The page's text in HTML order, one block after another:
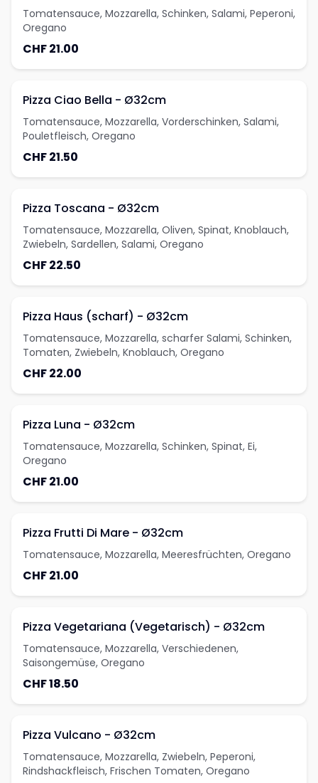
Tomatensauce, Mozzarella, Schinken, Salami, Peperoni,
Oregano
CHF 21.00
Pizza Ciao Bella - Ø32cm
Tomatensauce, Mozzarella, Vorderschinken, Salami,
Pouletfleisch, Oregano
CHF 21.50
Pizza Toscana - Ø32cm
Tomatensauce, Mozzarella, Oliven, Spinat, Knoblauch,
Zwiebeln, Sardellen, Salami, Oregano
CHF 22.50
Pizza Haus (scharf) - Ø32cm
Tomatensauce, Mozzarella, scharfer Salami, Schinken,
Tomaten, Zwiebeln, Knoblauch, Oregano
CHF 22.00
Pizza Luna - Ø32cm
Tomatensauce, Mozzarella, Schinken, Spinat, Ei,
Oregano
CHF 21.00
Pizza Frutti Di Mare - Ø32cm
Tomatensauce, Mozzarella, Meeresfrüchten, Oregano
CHF 21.00
Pizza Vegetariana (Vegetarisch) - Ø32cm
Tomatensauce, Mozzarella, Verschiedenen,
Saisongemüse, Oregano
CHF 18.50
Pizza Vulcano - Ø32cm
Tomatensauce, Mozzarella, Zwiebeln, Peperoni,
Rindshackfleisch, Frischen Tomaten, Oregano